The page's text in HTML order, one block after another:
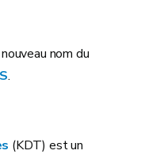
nom du
.
(KDT) est un